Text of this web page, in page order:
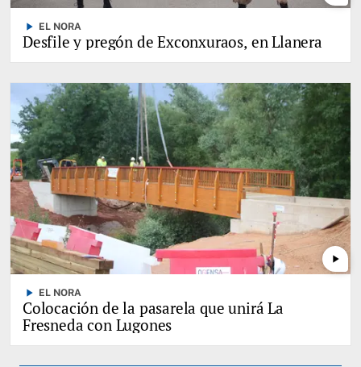
play_arrow EL NORA
Desfile y pregón de Exconxuraos, en Llanera
play_arrow
play_arrow EL NORA
Colocación de la pasarela que unirá La
Fresneda con Lugones